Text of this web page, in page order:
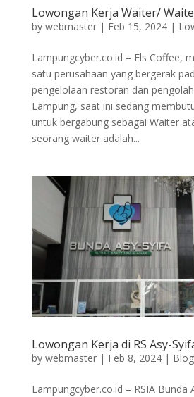
Lowongan Kerja Waiter/
by webmaster| Feb 15, 2024|
Lampungcyber.co.id – Els Coffee,
satu perusahaan yang bergerak
pengelolaan restoran dan
Lampung, saat ini sedang
untuk bergabung sebagai Waiter
seorang waiter adalah...
Lowongan Kerja di RS Asy-
by webmaster| Feb 8, 2024|
Lampungcyber.co.id – RSIA Bunda